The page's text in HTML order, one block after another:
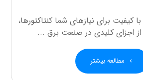
کیفیت برای نیازهای شما کنتاکتورها،
از اجزای کلیدی در صنعت برق ...
مطالعه بیشتر